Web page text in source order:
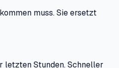
muss. Sie ersetzt
letzten Stunden. Schneller